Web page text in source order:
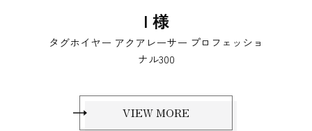
I 様
タグホイヤー アクアレーサー プロフェッショ
ナル300
VIEW MORE